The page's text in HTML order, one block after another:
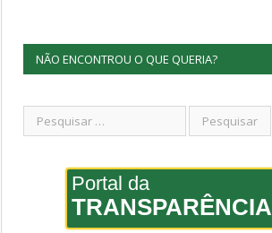
NÃO ENCONTROU O QUE QUERIA?
Portal da
TRANSPARÊNCIA